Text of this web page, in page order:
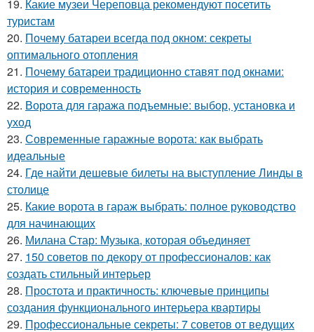
19. Какие музеи Череповца рекомендуют посетить
туристам
20. Почему батареи всегда под окном: секреты
оптимального отопления
21. Почему батареи традиционно ставят под окнами:
история и современность
22. Ворота для гаража подъемные: выбор, установка и
уход
23. Современные гаражные ворота: как выбрать
идеальные
24. Где найти дешевые билеты на выступление Линды в
столице
25. Какие ворота в гараж выбрать: полное руководство
для начинающих
26. Милана Стар: Музыка, которая объединяет
27. 150 советов по декору от профессионалов: как
создать стильный интерьер
28. Простота и практичность: ключевые принципы
создания функционального интерьера квартиры
29. Профессиональные секреты: 7 советов от ведущих